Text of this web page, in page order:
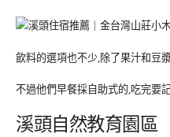
飲料的選項也不少,除了果汁和豆
不過他們早餐採自助式的,吃完要
溪頭自然教育園區